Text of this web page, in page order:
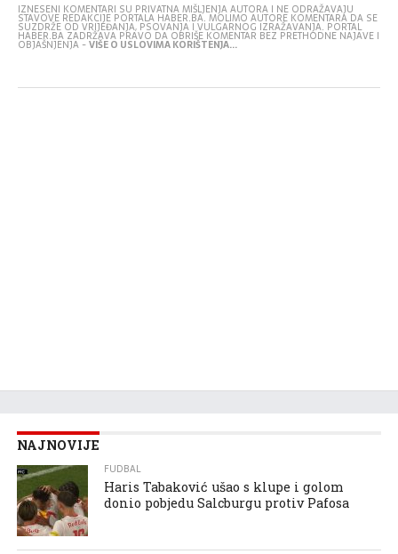
IZNESENI KOMENTARI SU PRIVATNA MIŠLJENJA AUTORA I NE ODRAŽAVAJU
STAVOVE REDAKCIJE PORTALA HABER.BA. MOLIMO AUTORE KOMENTARA DA SE
SUZDRŽE OD VRIJEĐANJA, PSOVANJA I VULGARNOG IZRAŽAVANJA. PORTAL
HABER.BA ZADRŽAVA PRAVO DA OBRIŠE KOMENTAR BEZ PRETHODNE NAJAVE I
OBJAŠNJENJA -VIŠE O USLOVIMA KORIŠTENJA...
NAJNOVIJE
FUDBAL
Haris Tabaković ušao s klupe i golom
donio pobjedu Salcburgu protiv Pafosa